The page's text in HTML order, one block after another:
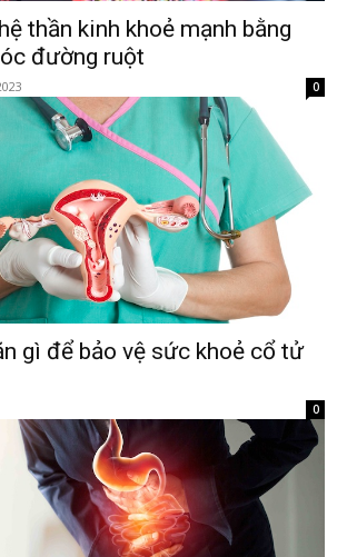
thần kinh khoẻ mạnh bằng
đường ruột
0
gì để bảo vệ sức khoẻ cổ tử
0